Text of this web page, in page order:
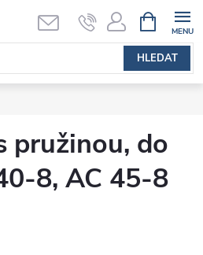
HLEDAT
NÁKUPNÍ
KOŠÍK
pružinou, do
8, AC 45-8